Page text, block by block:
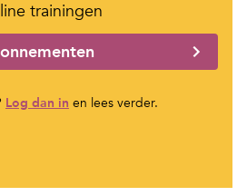
trainingen
Log dan in en lees verder.